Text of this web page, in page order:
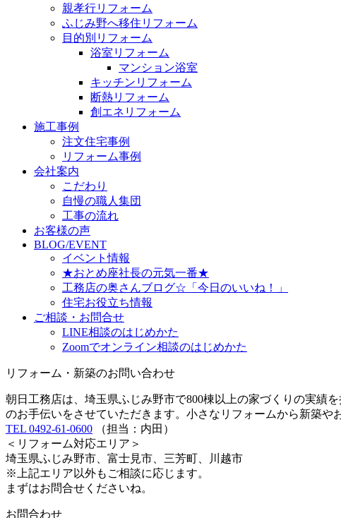
親孝行リフォーム
ふじみ野へ移住リフォーム
目的別リフォーム
浴室リフォーム
マンション浴室
キッチンリフォーム
断熱リフォーム
創エネリフォーム
施工事例
注文住宅事例
リフォーム事例
会社案内
こだわり
自慢の職人集団
工事の流れ
お客様の声
BLOG/EVENT
イベント情報
★おとめ座社長の元気一番★
工務店の奥さんブログ☆「今日のいいね！」
住宅お役立ち情報
ご相談・お問合せ
LINE相談のはじめかた
Zoomでオンライン相談のはじめかた
リフォーム・新築のお問い合わせ
朝日工務店は、埼玉県ふじみ野市で800棟以上の家づくりの実績
のお手伝いをさせていただきます。小さなリフォームから新築や
TEL 0492-61-0600 （担当：内田）
＜リフォーム対応エリア＞
埼玉県ふじみ野市、富士見市、三芳町、川越市
※上記エリア以外もご相談に応じます。
まずはお問合せくださいね。
お問合わせ